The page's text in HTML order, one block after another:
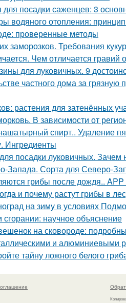
посадки саженцев: 3
водяного отопления:
проверенные методы
заморозков. Требования
Чем отличается гравий
для луковичных. 9
частного дома за
растения для затенённых
В зависимости от
спирт.. Удаление
Ингредиенты
посадки луковичных.
Запада. Сорта для Северо-
грибы после дождя..
и почему растут грибы в
на зиму в условиях
научное объяснение
на сковороде:
и алюминиевыми
тайну ложного белого